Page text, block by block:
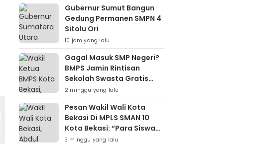
Gubernur Sumut Bangun
Gedung Permanen SMPN 4
Sitolu Ori
10 jam yang lalu
Gagal Masuk SMP Negeri?
BMPS Jamin Rintisan
Sekolah Swasta Gratis
Untuk Masyarakat Kota
Bekasi
2 minggu yang lalu
Pesan Wakil Wali Kota
Bekasi Di MPLS SMAN 10
Kota Bekasi: “Para Siswa
Hindari Perilaku Yang
3 minggu yang lalu